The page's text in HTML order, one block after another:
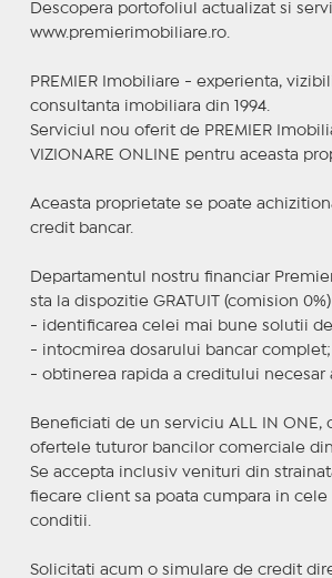
Descopera portofoliul actualizat si
www.premierimobiliare.ro.
PREMIER Imobiliare - experienta,
consultanta imobiliara din 1994.
Serviciul nou oferit de PREMIER
VIZIONARE ONLINE pentru aceasta
Aceasta proprietate se poate
credit bancar.
Departamentul nostru financiar
sta la dispozitie GRATUIT (comision
- identificarea celei mai bune solutii
- intocmirea dosarului bancar complet;
- obtinerea rapida a creditului necesar
Beneficiati de un serviciu ALL IN ONE,
ofertele tuturor bancilor comerciale din
Se accepta inclusiv venituri din
fiecare client sa poata cumpara in cele
conditii.
Solicitati acum o simulare de credit